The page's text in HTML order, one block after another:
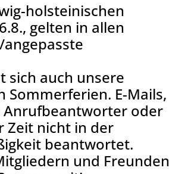
Spielmannszug
holsteinischen
gelten in allen
sich auch unsere
Sommerferien. E-Mails,
oder
Zeit nicht in der
beantwortet.
und Freunden